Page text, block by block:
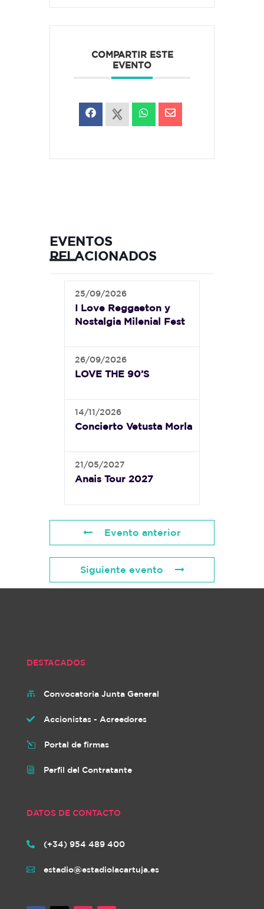
COMPARTIR ESTE
EVENTO
EVENTOS
RELACIONADOS
25/09/2026
I Love Reggaeton y
Nostalgia Milenial Fest
26/09/2026
LOVE THE 90’S
14/11/2026
Concierto Vetusta Morla
21/05/2027
Anais Tour 2027
Evento anterior
Siguiente evento
DESTACADOS
 Convocatoria Junta General
 Accionistas - Acreedores
l Portal de firmas
i Perfil del Contratante
DATOS DE CONTACTO
 (+34) 954 489 400
 estadio@estadiolacartuja.es